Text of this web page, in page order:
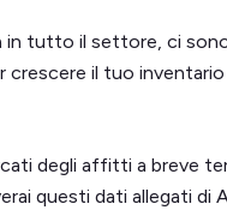
in tutto il settore, ci
il tuo inventario
degli affitti a breve
questi dati allegati di